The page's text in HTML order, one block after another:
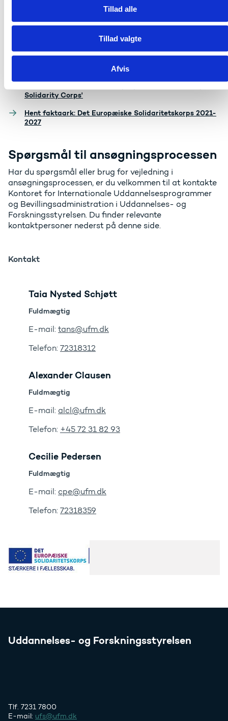
Tillad alle
Tillad valgte
Afvis
Du kan også læse mere i Europa-Kommissionens guide
til programmet og hente det officielle 'Call for
proposals 2026' på Kommissionens hjemmeside:
Solidarity Corps'
Hent faktaark: Det Europæiske Solidaritetskorps 2021-
2027
Spørgsmål til ansøgningsprocessen
Har du spørgsmål eller brug for vejledning i
ansøgningsprocessen, er du velkommen til at kontakte
Kontoret for Internationale Uddannelsesprogrammer
og Bevillingsadministration i Uddannelses- og
Forskningsstyrelsen. Du finder relevante
kontaktpersoner nederst på denne side.
Kontakt
Taia Nysted Schjøtt
Fuldmægtig
E-mail: tans@ufm.dk
Telefon: 72318312
Alexander Clausen
Fuldmægtig
E-mail: alcl@ufm.dk
Telefon: +45 72 31 82 93
Cecilie Pedersen
Fuldmægtig
E-mail: cpe@ufm.dk
Telefon: 72318359
Uddannelses- og Forskningsstyrelsen
Tlf. 7231 7800
E-mail: ufs@ufm.dk